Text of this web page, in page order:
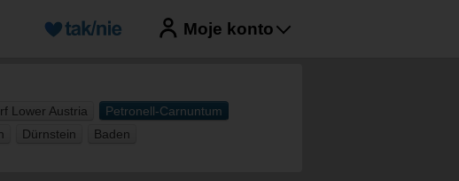
Moje konto
Lower Austria
Petronell-Carnuntum
Dürnstein
Baden